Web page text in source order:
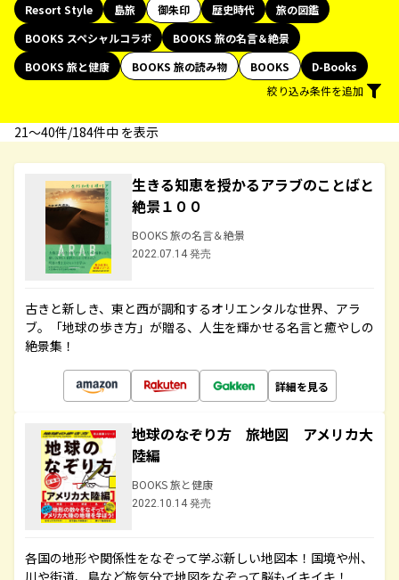
Resort Style
島旅 御朱印 歴史時代
旅の図鑑
BOOKS スペシャルコラボ
BOOKS 旅の名言＆絶景
BOOKS 旅と健康
BOOKS 旅の読み物 BOOKS
D-Books
絞り込み条件を追加
21〜40件/184件中 を表示
生きる知恵を授かるアラブのことばと
絶景１００
BOOKS 旅の名言＆絶景
2022.07.14 発売
古きと新しき、東と西が調和するオリエンタルな世界、アラ
ブ。「地球の歩き方」が贈る、人生を輝かせる名言と癒やしの
絶景集！
詳細を見る
地球のなぞり方 旅地図 アメリカ大
陸編
BOOKS 旅と健康
2022.10.14 発売
各国の地形や関係性をなぞって学ぶ新しい地図本！国境や州、
川や街道、島など旅気分で地図をなぞって脳もイキイキ！